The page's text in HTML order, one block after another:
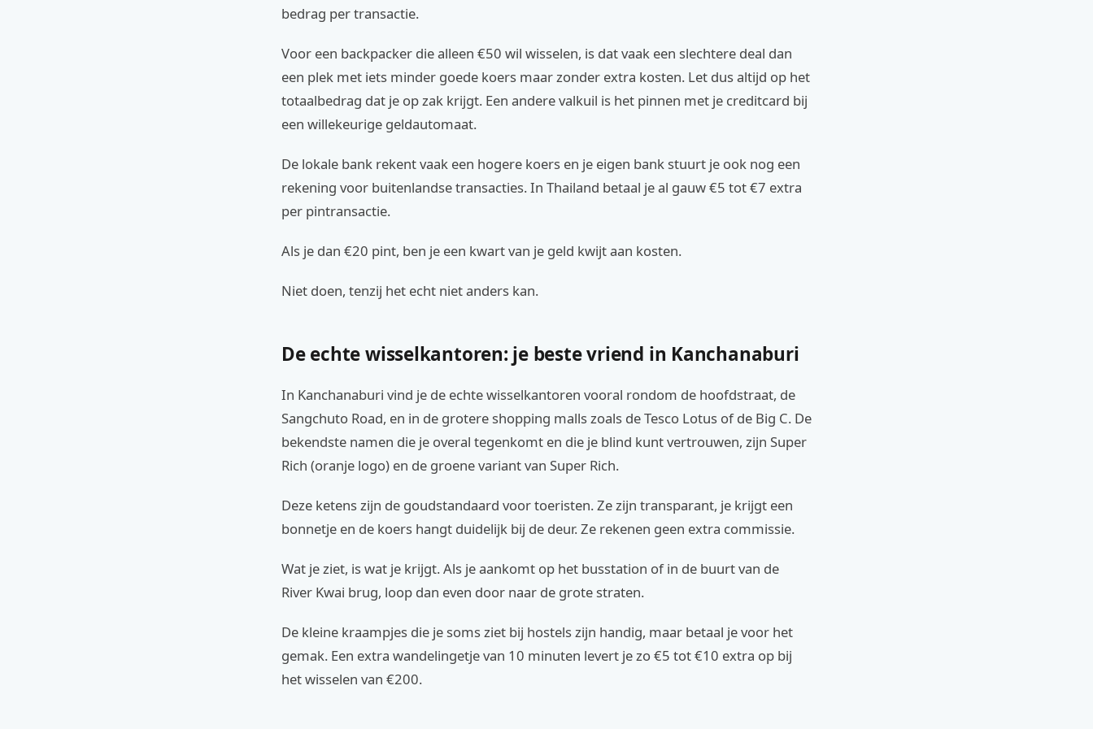
bedrag per transactie.
Voor een backpacker die alleen €50 wil wisselen, is dat vaak een slechtere deal dan
een plek met iets minder goede koers maar zonder extra kosten. Let dus altijd op het
totaalbedrag dat je op zak krijgt. Een andere valkuil is het pinnen met je creditcard bij
een willekeurige geldautomaat.
De lokale bank rekent vaak een hogere koers en je eigen bank stuurt je ook nog een
rekening voor buitenlandse transacties. In Thailand betaal je al gauw €5 tot €7 extra
per pintransactie.
Als je dan €20 pint, ben je een kwart van je geld kwijt aan kosten.
Niet doen, tenzij het echt niet anders kan.
De echte wisselkantoren: je beste vriend in Kanchanaburi
In Kanchanaburi vind je de echte wisselkantoren vooral rondom de hoofdstraat, de
Sangchuto Road, en in de grotere shopping malls zoals de Tesco Lotus of de Big C. De
bekendste namen die je overal tegenkomt en die je blind kunt vertrouwen, zijn Super
Rich (oranje logo) en de groene variant van Super Rich.
Deze ketens zijn de goudstandaard voor toeristen. Ze zijn transparant, je krijgt een
bonnetje en de koers hangt duidelijk bij de deur. Ze rekenen geen extra commissie.
Wat je ziet, is wat je krijgt. Als je aankomt op het busstation of in de buurt van de
River Kwai brug, loop dan even door naar de grote straten.
De kleine kraampjes die je soms ziet bij hostels zijn handig, maar betaal je voor het
gemak. Een extra wandelingetje van 10 minuten levert je zo €5 tot €10 extra op bij
het wisselen van €200.